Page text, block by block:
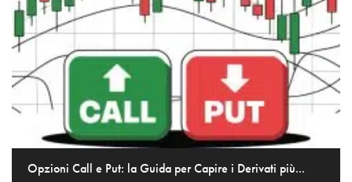
Opzioni Call e Put: la Guida per Capire i Derivati più...